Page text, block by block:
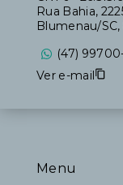
Menu
Rua Bahia,
Blumenau/
(47)
Ver e-mail